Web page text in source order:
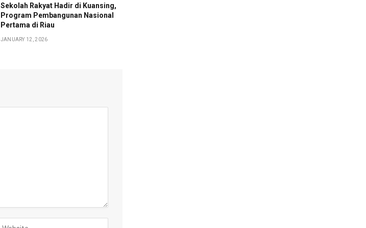
Sekolah Rakyat Hadir di Kuansing,
Program Pembangunan Nasional
Pertama di Riau
JANUARY 12, 2026